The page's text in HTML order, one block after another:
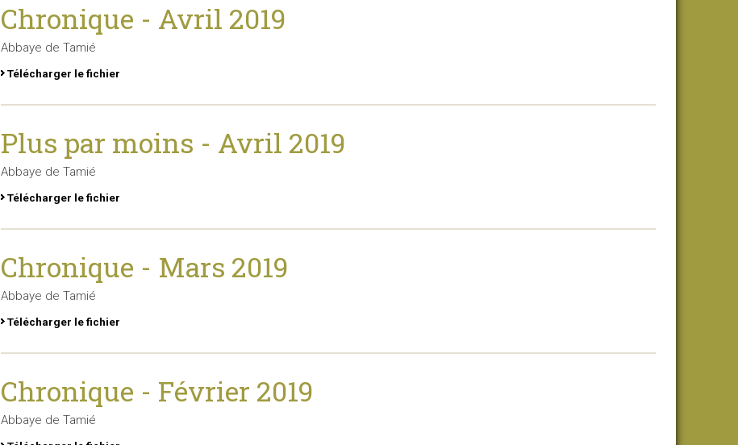
Chronique - Avril 2019
Abbaye de Tamié
Télécharger le fichier
Plus par moins - Avril 2019
Abbaye de Tamié
Télécharger le fichier
Chronique - Mars 2019
Abbaye de Tamié
Télécharger le fichier
Chronique - Février 2019
Abbaye de Tamié